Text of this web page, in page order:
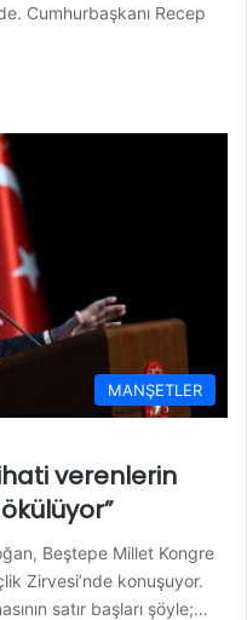
Cumhurbaşkanı Recep
MANŞETLER
verenlerin
Beştepe Millet Kongre
Zirvesi’nde konuşuyor.
satır başları şöyle;…